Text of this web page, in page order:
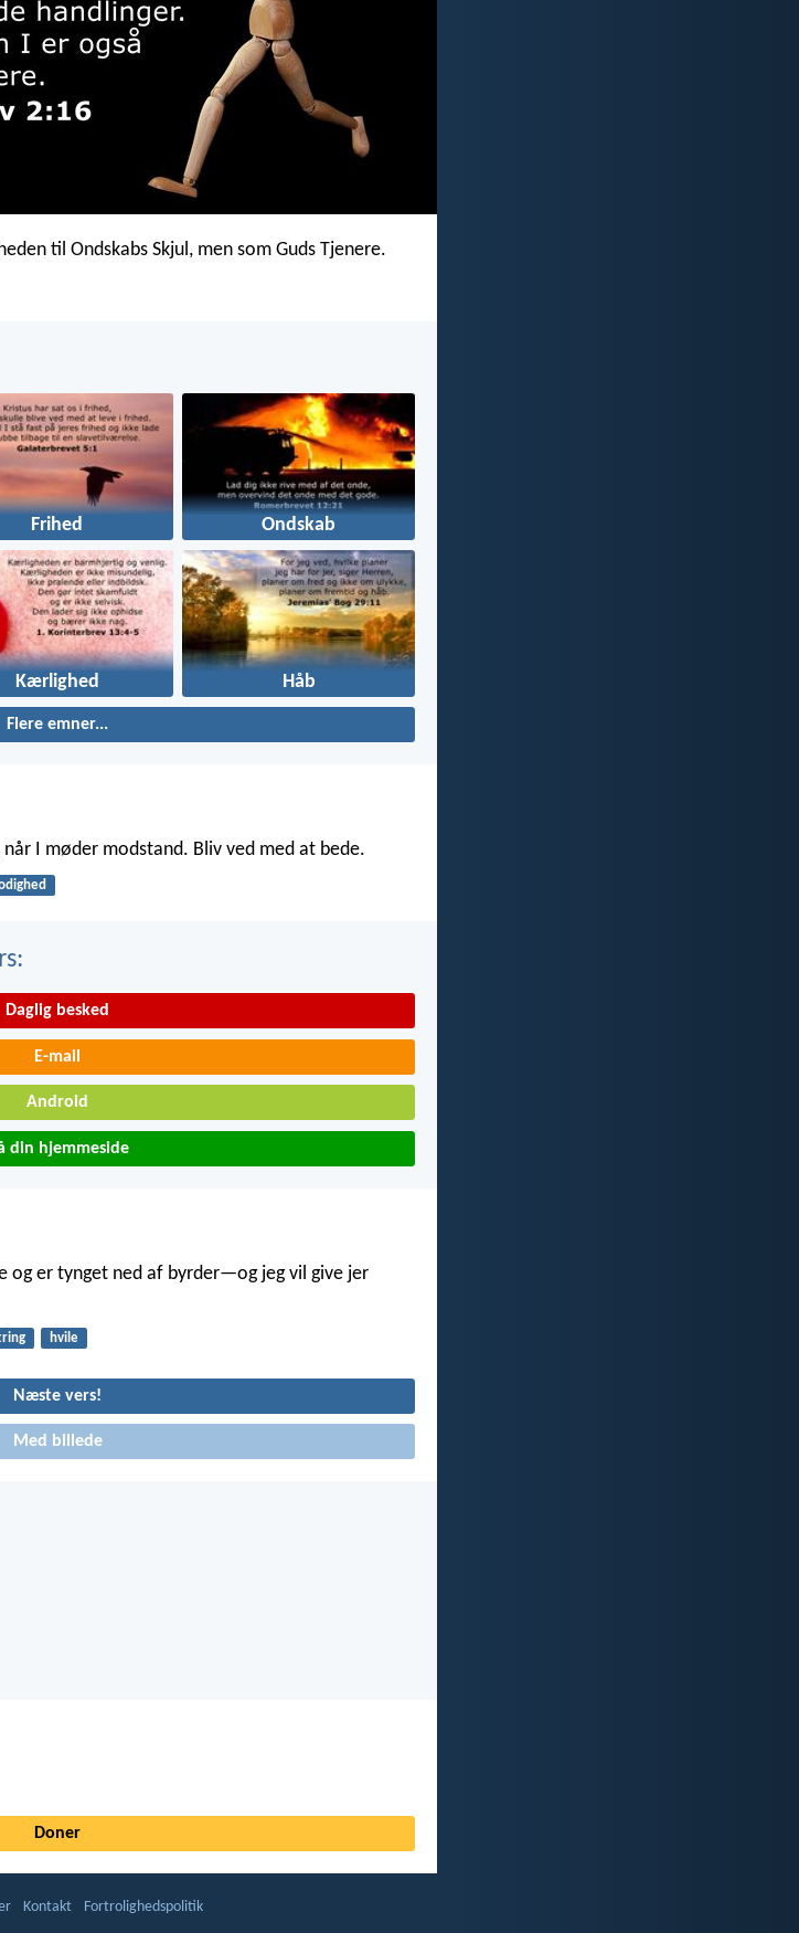
til Ondskabs Skjul, men som Guds Tjenere.
Frihed Ondskab
Kærlighed Håb
Flere emner...
I møder modstand. Bliv ved med at bede.
Daglig besked
E-mail
Android
din hjemmeside
og er tynget ned af byrder—og jeg vil give jer
hvile
Næste vers!
Med billede
Doner
Kontakt Fortrolighedspolitik